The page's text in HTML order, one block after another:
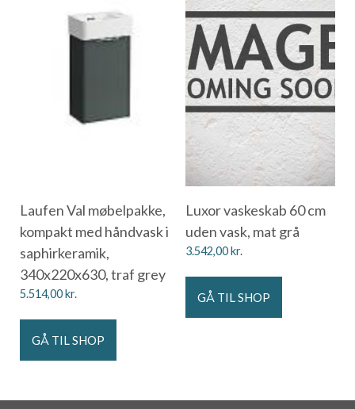
Laufen Val møbelpakke,
kompakt med håndvask i
saphirkeramik,
340x220x630, traf grey
5.514,00kr.
GÅ TIL SHOP
Luxor vaskeskab 60 cm
uden vask, mat grå
3.542,00kr.
GÅ TIL SHOP